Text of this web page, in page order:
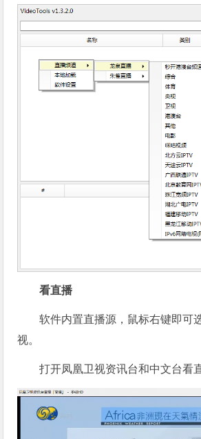
看直播
软件内置直播源，鼠标右键即可
视。
打开凤凰卫视资讯台和中文台看